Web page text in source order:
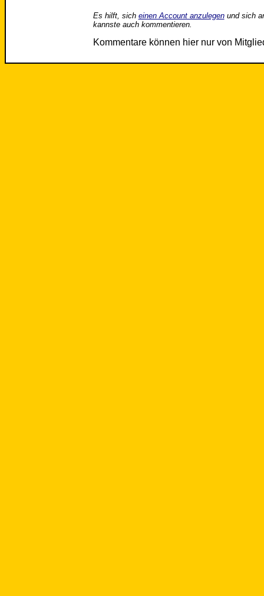
Es hilft, sich einen Account anzulegenund sich
kannste auch kommentieren.
Kommentare können hier nur von